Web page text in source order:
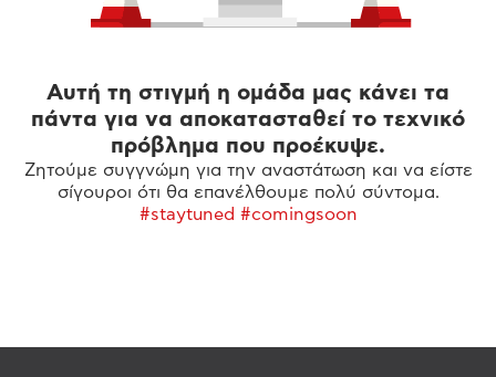
Αυτή τη στιγμή η ομάδα μας κάνει τα
πάντα για να αποκατασταθεί το τεχνικό
πρόβλημα που προέκυψε.
Ζητούμε συγγνώμη για την αναστάτωση και να είστε
σίγουροι ότι θα επανέλθουμε πολύ σύντομα.
#staytuned #comingsoon